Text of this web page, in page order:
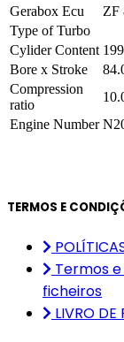
Gerabox Ecu
ZF
Type of Turbo
Cylider Content
Bore x Stroke
Compression
ratio
Engine Number
TERMOS E
Termos
ficheiros
LIVRO DE